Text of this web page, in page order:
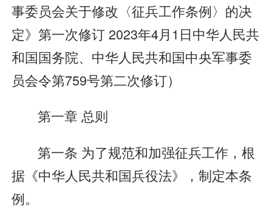
事委员会关于修改〈征兵工作条例〉的决
定》第一次修订 2023年4月1日中华人民共
和国国务院、中华人民共和国中央军事委
员会令第759号第二次修订）
第一章 总则
第一条 为了规范和加强征兵工作，根
据《中华人民共和国兵役法》，制定本条
例。